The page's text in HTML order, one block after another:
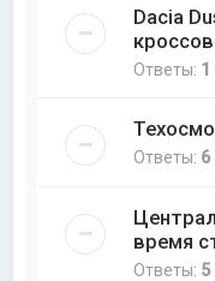
Dacia
Ответы: 1
Ответы: 6
время
Ответы: 5